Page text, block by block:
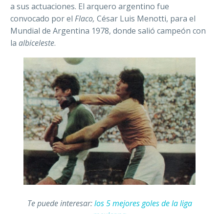
a sus actuaciones. El arquero argentino fue
convocado por el Flaco, César Luis Menotti, para el
Mundial de Argentina 1978, donde salió campeón con
la albiceleste.
Te puede interesar:los 5 mejores goles de la liga